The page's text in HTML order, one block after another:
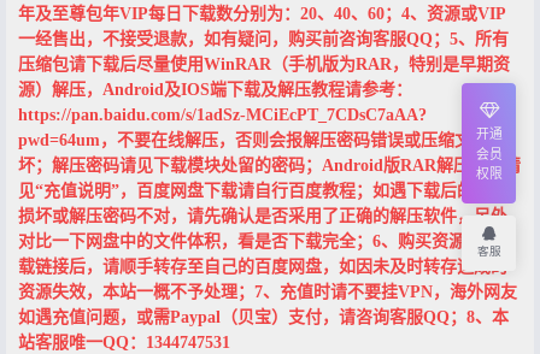
年及至尊包年VIP每日下载数分别为：20、40、60；4、资源或VIP
一经售出，不接受退款，如有疑问，购买前咨询客服QQ；5、所有
压缩包请下载后尽量使用WinRAR（手机版为RAR，特别是早期资
源）解压，Android及IOS端下载及解压教程请参考：
https://pan.baidu.com/s/1adSz-MCiEcPT_7CDsC7aAA?
pwd=64um，不要在线解压，否则会报解压密码错误或压缩文档损
坏；解压密码请见下载模块处留的密码；Android版RAR解压教程请
见“充值说明”，百度网盘下载请自行百度教程；如遇下载后的档案
损坏或解压密码不对，请先确认是否采用了正确的解压软件，另外
对比一下网盘中的文件体积，看是否下载完全；6、购买资源获得下
载链接后，请顺手转存至自己的百度网盘，如因未及时转存造成的
资源失效，本站一概不予处理；7、充值时请不要挂VPN，海外网友
如遇充值问题，或需Paypal（贝宝）支付，请咨询客服QQ；8、本
站客服唯一QQ：1344747531
开通
会员
权限
客服